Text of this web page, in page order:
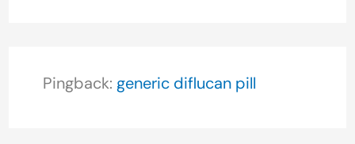
Pingback: generic diflucan pill